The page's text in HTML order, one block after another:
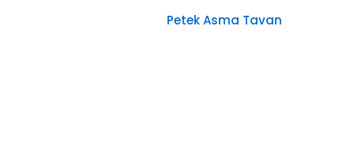
Petek Asma Tavan